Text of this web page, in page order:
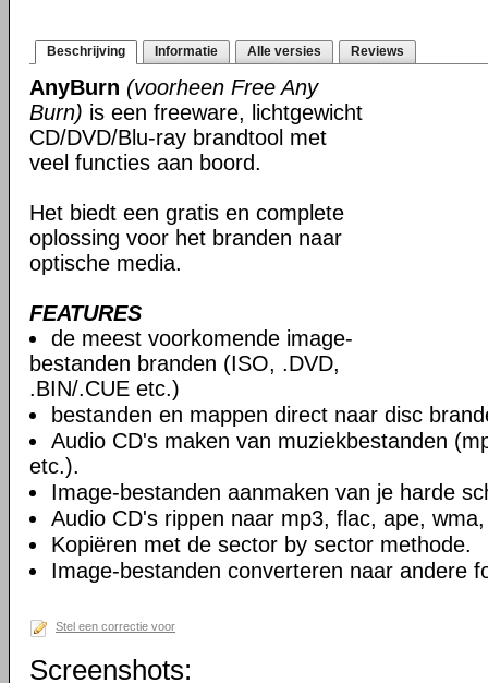
Beschrijving Informatie Alle versies Reviews
AnyBurn (voorheen Free Any
Burn) is een freeware, lichtgewicht
CD/DVD/Blu-ray brandtool met
veel functies aan boord.
Het biedt een gratis en complete
oplossing voor het branden naar
optische media.
FEATURES
de meest voorkomende image-
bestanden branden (ISO, .DVD,
.BIN/.CUE etc.)
bestanden en mappen direct naar disc
Audio CD's maken van muziekbestanden
etc.).
Image-bestanden aanmaken van je harde
Audio CD's rippen naar mp3, flac, ape,
Kopiëren met de sector by sector methode.
Image-bestanden converteren naar andere
Stel een correctie voor
Screenshots: